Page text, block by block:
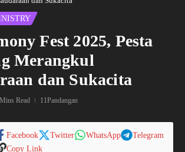
Fest 2025, Pesta
Merangkul
dan Sukacita
Read
11Pandangan
Facebook Twitter WhatsApp
Telegram
Copy Link